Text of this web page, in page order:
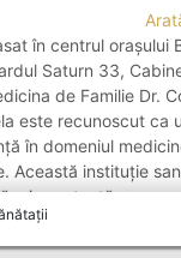
în centrul orașului
Saturn 33,
de Familie Dr.
este recunoscut ca
în domeniul
Această instituție
o importanță ...